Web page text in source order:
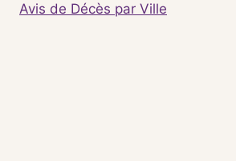
Avis de Décès par Ville